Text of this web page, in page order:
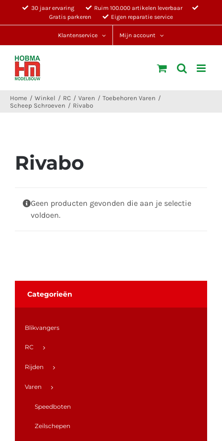
30 jaar ervaring
Ruim 100.000 artikelen leverbaar
Gratis parkeren
Eigen reparatie service
Klantenservice Mijn account
Home Winkel RC Varen
Toebehoren Varen
Scheep Schroeven
Rivabo
Rivabo
Geen producten gevonden die aan je selectie
voldoen.
Categorieën
Blikvangers
RC
Rijden
Varen
Speedboten
Zeilschepen